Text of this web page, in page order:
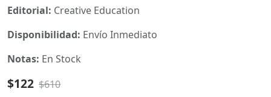
Editorial: Creative Education
Disponibilidad: Envío Inmediato
Notas: En Stock
$122 $610